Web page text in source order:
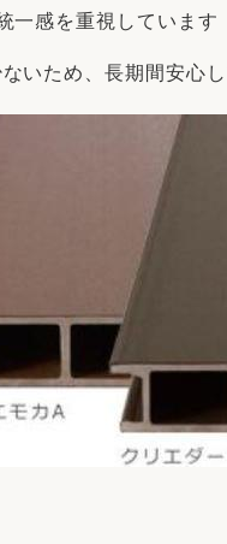
一感を重視しています
いため、長期間安心